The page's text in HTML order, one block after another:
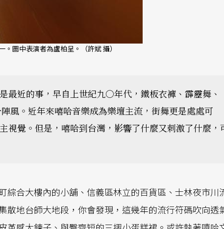
圖中表演者為盧柏呈。（許斌 攝）
最近的事，早自上世紀九○年代，鐵板衣褲、霹靂舞、
風。近年來嘻哈音樂成為樂壇主流，街舞更是處處可
視覺。但是，嘻哈到台灣，影響了什麼又刺激了什麼，
綜合大樓內的小舖、信義區林立的百貨區、士林夜市川
散地台師大地段，你會發現，這幾年的流行符碼吹向透